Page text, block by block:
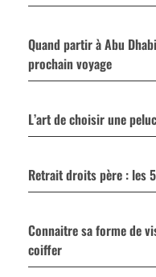
Quand partir à Abu
prochain voyage
L’art de choisir une
Retrait droits père : les
Connaitre sa forme de
coiffer